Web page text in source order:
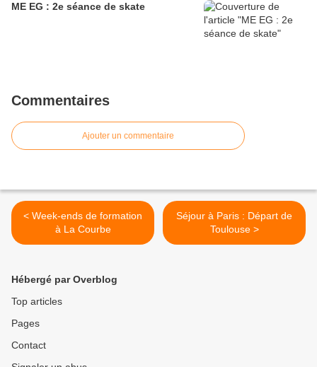
ME EG : 2e séance de skate
Commentaires
Ajouter un commentaire
< Week-ends de formation
à La Courbe
Séjour à Paris : Départ de
Toulouse >
Hébergé par Overblog
Top articles
Pages
Contact